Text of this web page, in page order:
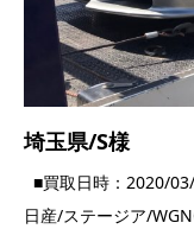
埼玉県/S様 日
■買取日時：2020/
日産/ステージア/